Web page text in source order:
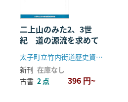
二上山のみた2、3世
紀 道の源流を求めて
太子町立竹内街道歴史資料館
新刊 在庫なし
古書 2 点 396 円~